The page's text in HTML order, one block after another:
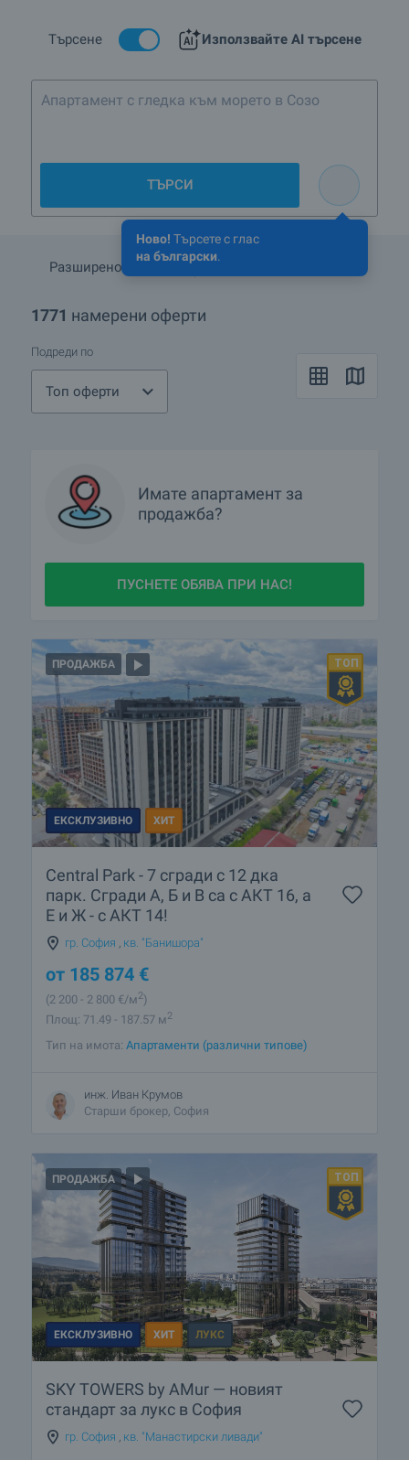
Цените на апартаментите в България зависят от много
фактори, един от най-важните от които е местоположението.
големи прозорци и балкони. На приземния етаж обикновено
се намират магазини и офиси. Апартаментите обикновено се
През последната година пазарът на имоти в България се
промени, като започна процес на саморегулиране, който се
очаква да приключи през 2010 г. Един от резултатите на този
процес е спадът в цените на апартаментите.
Търсене Използвайте AI търсене
Ново! Търсете с глас
на български.
ТЪРСИ
Разширено търсене
1771 намерени оферти
Подреди по
Топ оферти
Имате апартамент за
продажба?
ПУСНЕТЕ ОБЯВА ПРИ НАС!
ПРОДАЖБА
ЕКСКЛУЗИВНО ХИТ
Central Park - 7 сгради с 12 дка
парк. Сгради А, Б и В са с АКТ 16, а
Е и Ж - с АКТ 14!
гр. София кв. "Банишора"
от 185 874 €
(2 200 - 2 800 €/м2)
Площ: 71.49 - 187.57 м2
Тип на имота: Апартаменти (различни типове)
инж. Иван Крумов
Старши брокер, София
ПРОДАЖБА
ЕКСКЛУЗИВНО ХИТ ЛУКС
SKY TOWERS by AMur — новият
стандарт за лукс в София
гр. София кв. "Манастирски ливади"